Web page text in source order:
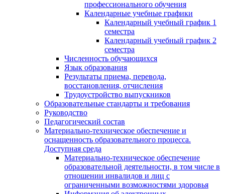
профессионального обучения
Календарные учебные графики
Календарный учебный график 1
семестра
Календарный учебный график 2
семестра
Численность обучающихся
Язык образования
Результаты приема, перевода,
восстановления, отчисления
Трудоустройство выпускников
Образовательные стандарты и требования
Руководство
Педагогический состав
Материально-техническое обеспечение и
оснащенность образовательного процесса.
Доступная среда
Материально-техническое обеспечение
образовательной деятельности, в том числе в
отношении инвалидов и лиц с
ограниченными возможностями здоровья